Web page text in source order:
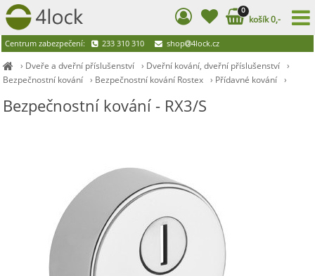
› Dveře a dveřní příslušenství › Dveřní kování, dveřní příslušenství ›
Bezpečnostní kování › Bezpečnostní kování Rostex › Přídavné kování ›
Bezpečnostní kování - RX3/S
0
košík 0,-
Centrum zabezpečení: 233 310 310 shop 4lock.cz